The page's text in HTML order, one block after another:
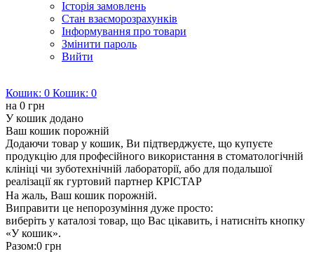
Історія замовлень
Стан взаєморозрахунків
Інформування про товари
Змінити пароль
Вийти
Кошик: 0 Кошик: 0
на 0 грн
У кошик додано
Ваш кошик порожній
Додаючи товар у кошик, Ви підтверджуєте, що купуєте
продукцію для професійного використання в стоматологічній
клініці чи зуботехнічній лабораторії, або для подальшої
реалізації як гуртовий партнер КРІСТАР
На жаль, Ваш кошик порожній.
Виправити це непорозуміння дуже просто:
виберіть у каталозі товар, що Вас цікавить, і натисніть кнопку
«У кошик».
Разом:0 грн